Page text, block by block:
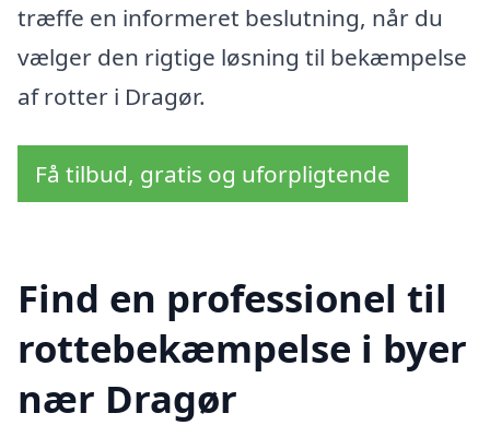
træffe en informeret beslutning, når du
vælger den rigtige løsning til bekæmpelse
af rotter i Dragør.
Få tilbud, gratis og uforpligtende
Find en professionel til
rottebekæmpelse i byer
nær Dragør